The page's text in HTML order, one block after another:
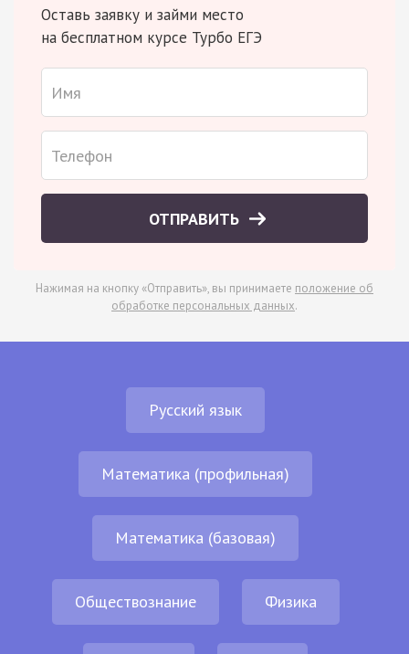
Оставь заявку и займи место
на бесплатном курсе Турбо ЕГЭ
ОТПРАВИТЬ
Нажимая на кнопку «Отправить», вы принимаете положение об
обработке персональных данных.
Русский язык
Математика (профильная)
Математика (базовая)
Обществознание Физика